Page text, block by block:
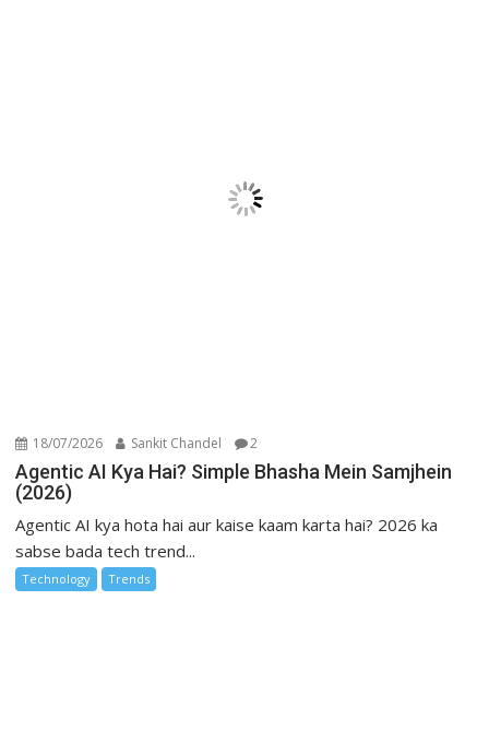
18/07/2026 Sankit Chandel 2
Agentic AI Kya Hai? Simple Bhasha Mein Samjhein
(2026)
Agentic AI kya hota hai aur kaise kaam karta hai? 2026 ka
sabse bada tech trend...
Technology Trends